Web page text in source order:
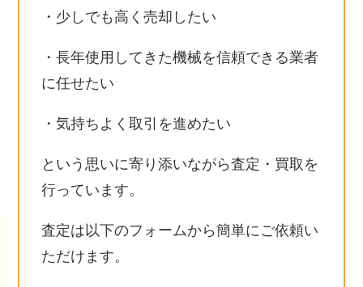
・少しでも高く売却したい
・長年使用してきた機械を信頼できる業者
に任せたい
・気持ちよく取引を進めたい
という思いに寄り添いながら査定・買取を
行っています。
査定は以下のフォームから簡単にご依頼い
ただけます。